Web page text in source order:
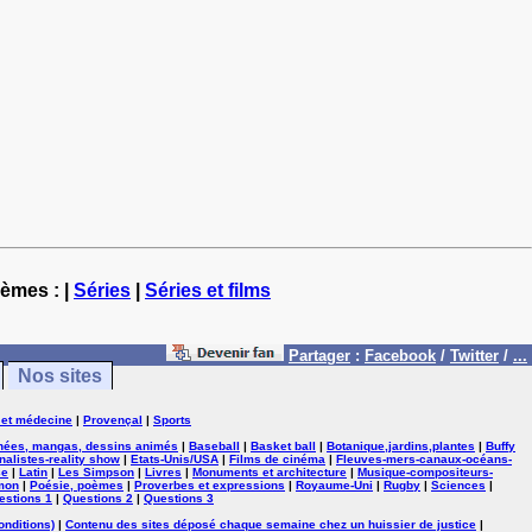
: | Séries
Séries et films
Partager : Facebook / Twitter / ...
Nos sites
médecine | Provençal | Sports
mangas, dessins animés | Baseball | Basket ball | Botanique,jardins,plantes | Buffy
reality show | Etats-Unis/USA | Films de cinéma | Fleuves-mers-canaux-océans-
| Latin | Les Simpson | Livres | Monuments et architecture | Musique-compositeurs-
| Poésie, poèmes | Proverbes et expressions | Royaume-Uni | Rugby | Sciences |
1 | Questions 2 | Questions 3
| Contenu des sites déposé chaque semaine chez un huissier de justice |